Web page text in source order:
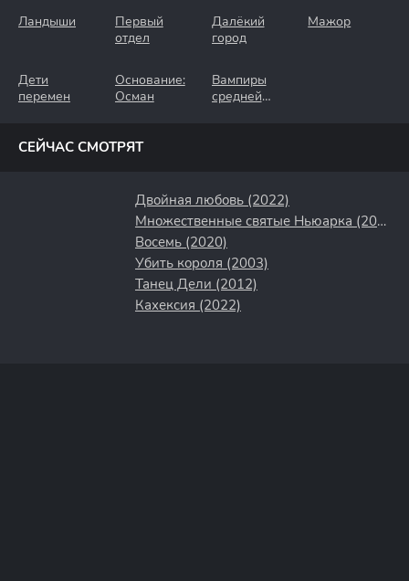
Ландыши
Первый
отдел
Далёкий
город
Мажор
Дети
перемен
Основание:
Осман
Вампиры
средней
СЕЙЧАС СМОТРЯТ
Двойная любовь (2022)
Множественные святые Ньюарка (2021)
Восемь (2020)
Убить короля (2003)
Танец Дели (2012)
Кахексия (2022)